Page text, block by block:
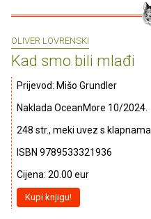
OLIVER LOVRENSKI
Kad smo bili mlađi
Prijevod: Mišo Grundler
Naklada OceanMore 10/2024.
248 str., meki uvez s klapnama
ISBN 9789533321936
Cijena: 20.00 eur
Kupi knjigu!